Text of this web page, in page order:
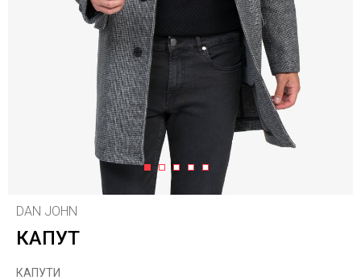
1 2 3 4 5
DAN JOHN
КАПУТ
КАПУТИ